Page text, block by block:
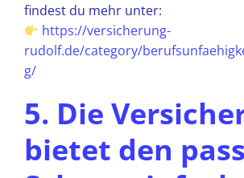
findest du mehr unter:
https://versicherung-
rudolf.de/category/
g/
5. Die
bietet den